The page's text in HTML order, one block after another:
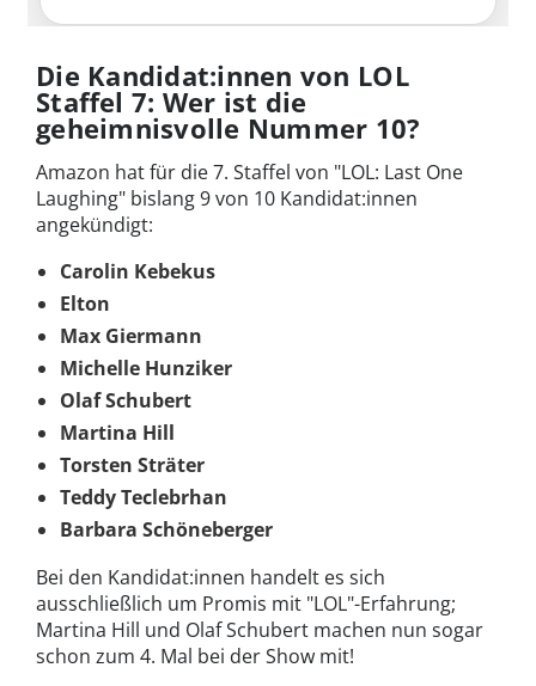
Die Kandidat:innen von LOL
Staffel 7: Wer ist die
geheimnisvolle Nummer 10?
Amazon hat für die 7. Staffel von "LOL: Last One
Laughing" bislang 9 von 10 Kandidat:innen
angekündigt:
Carolin Kebekus
Elton
Max Giermann
Michelle Hunziker
Olaf Schubert
Martina Hill
Torsten Sträter
Teddy Teclebrhan
Barbara Schöneberger
Bei den Kandidat:innen handelt es sich
ausschließlich um Promis mit "LOL"-Erfahrung;
Martina Hill und Olaf Schubert machen nun sogar
schon zum 4. Mal bei der Show mit!